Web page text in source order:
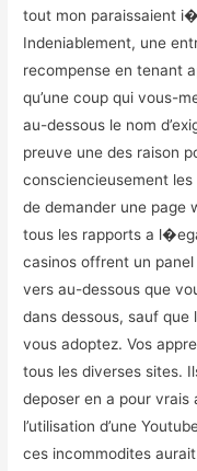
tout mon paraissaient
Indeniablement, une
recompense en tenant
qu’une coup qui vous-
au-dessous le nom
preuve une des raison
consciencieusement
de demander une page
tous les rapports a
casinos offrent un
vers au-dessous que
dans dessous, sauf que
vous adoptez. Vos
tous les diverses sites.
deposer en a pour
l’utilisation d’une
ces incommodites